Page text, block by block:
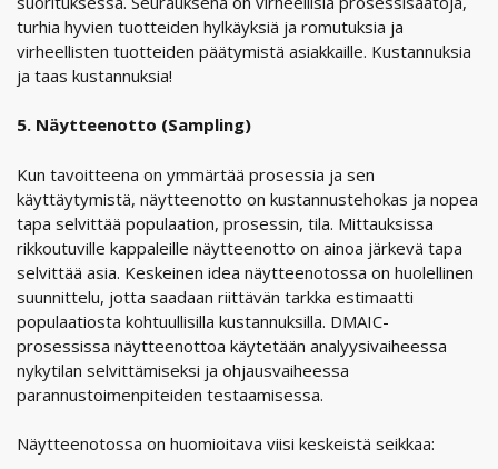
turhia hyvien tuotteiden hylkäyksiä ja romutuksia ja
virheellisten tuotteiden päätymistä asiakkaille. Kustannuksia
ja taas kustannuksia!
5. Näytteenotto (Sampling)
Kun tavoitteena on ymmärtää prosessia ja sen
käyttäytymistä, näytteenotto on kustannustehokas ja nopea
tapa selvittää populaation, prosessin, tila. Mittauksissa
rikkoutuville kappaleille näytteenotto on ainoa järkevä tapa
selvittää asia. Keskeinen idea näytteenotossa on huolellinen
suunnittelu, jotta saadaan riittävän tarkka estimaatti
populaatiosta kohtuullisilla kustannuksilla. DMAIC-
prosessissa näytteenottoa käytetään analyysivaiheessa
nykytilan selvittämiseksi ja ohjausvaiheessa
parannustoimenpiteiden testaamisessa.
Näytteenotossa on huomioitava viisi keskeistä seikkaa: